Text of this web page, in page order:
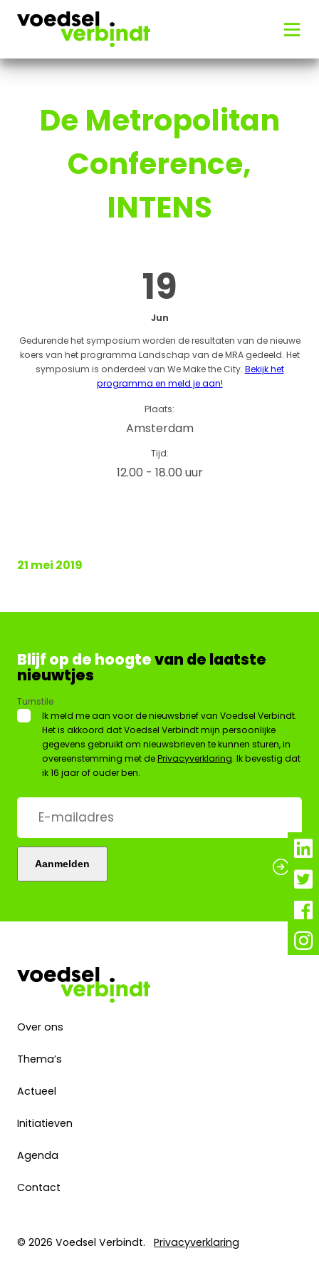
De Metropolitan
Conference,
INTENS
19
Jun
Gedurende het symposium worden de resultaten van de nieuwe
koers van het programma Landschap van de MRA gedeeld. Het
symposium is onderdeel van We Make the City. Bekijk het
programma en meld je aan!
Plaats:
Amsterdam
Tijd:
12.00 - 18.00 uur
21 mei 2019
Blijf op de hoogtevan de laatste
nieuwtjes
E-
mailadres*
*
Ik meld me aan voor de nieuwsbrief van Voedsel Verbindt.
Het is akkoord dat Voedsel Verbindt mijn persoonlijke
gegevens gebruikt om nieuwsbrieven te kunnen sturen, in
overeenstemming met dePrivacyverklaring. Ik bevestig dat
ik 16 jaar of ouder ben.
Turnstile
Aanmelden
Over ons
Thema’s
Actueel
Initiatieven
Agenda
Contact
© 2026 Voedsel Verbindt. Privacyverklaring